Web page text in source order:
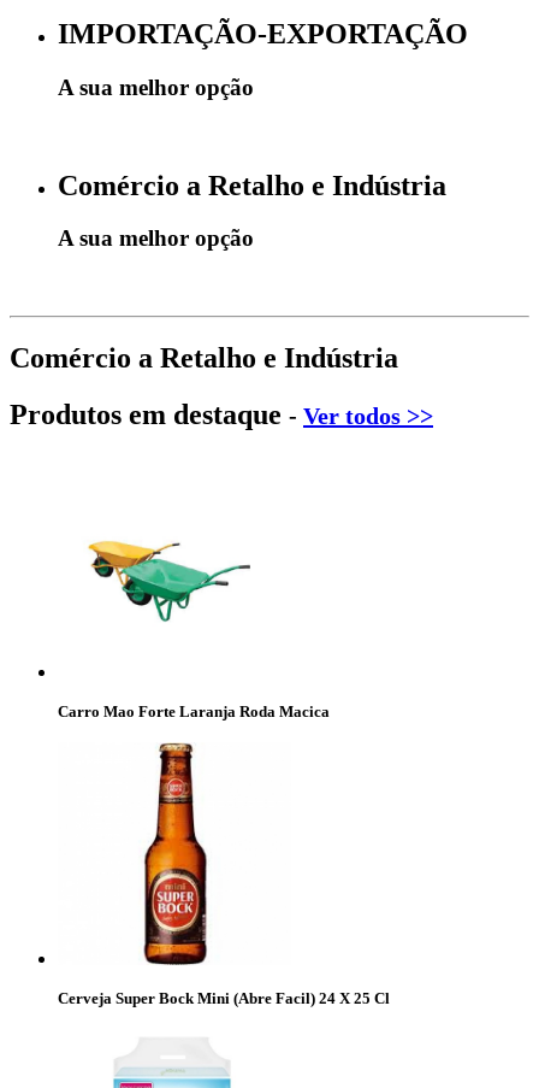
IMPORTAÇÃO-EXPORTAÇÃO
A sua melhor opção
Comércio a Retalho e Indústria
A sua melhor opção
Comércio a Retalho e Indústria
Produtos em destaque - Ver todos >>
Carro Mao Forte Laranja Roda Macica
Cerveja Super Bock Mini (Abre Facil) 24 X 25 Cl